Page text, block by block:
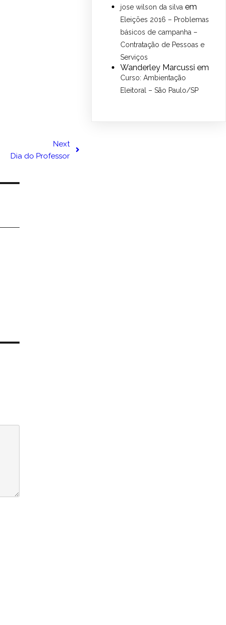
Next
Dia do Professor
jose wilson da silva em
Eleições 2016 – Problemas
básicos de campanha –
Contratação de Pessoas e
Serviços
Wanderley Marcussi em
Curso: Ambientação
Eleitoral – São Paulo/SP